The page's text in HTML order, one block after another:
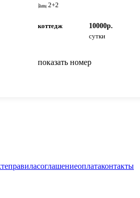
2+2
коттедж
10000р.
сутки
показать номер
правиласоглашениеоплатаконтакты